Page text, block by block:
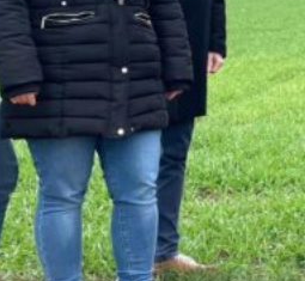
alles rasch und
und problemlos gelöst.